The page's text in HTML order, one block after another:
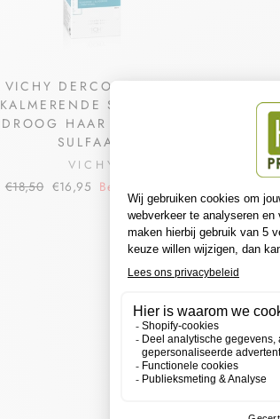
VICHY DERCOS ULTRA-
KALMERENDE SHAMPOO
DROOG HAAR (ZONDER
SULFAAT)
VICHY
€18,50 €16,95 Bespaar €1,55